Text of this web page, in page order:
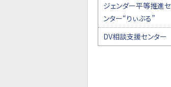
ジェンダー平等推進セ
ンター“りぃぶる”
DV相談支援センター